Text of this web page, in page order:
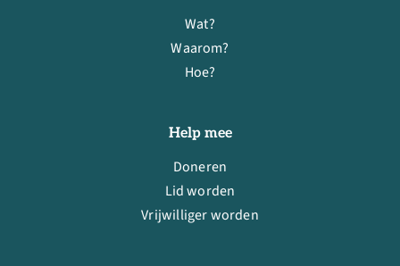
Wat?
Waarom?
Hoe?
Help mee
Doneren
Lid worden
Vrijwilliger worden